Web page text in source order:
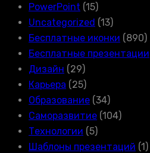
PowerPoint (15)
Uncategorized (13)
Бесплатные иконки (890)
Бесплатные презентации
Дизайн (29)
Карьера (25)
Образование (34)
Саморазвитие (104)
Технологии (5)
Шаблоны презентаций (1)